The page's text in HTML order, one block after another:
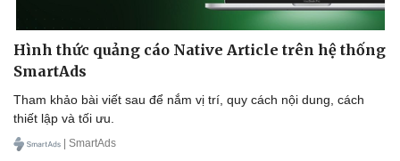
Hình thức quảng cáo Native Article trên hệ thống
SmartAds
Tham khảo bài viết sau để nắm vị trí, quy cách nội dung, cách
thiết lập và tối ưu.
| SmartAds